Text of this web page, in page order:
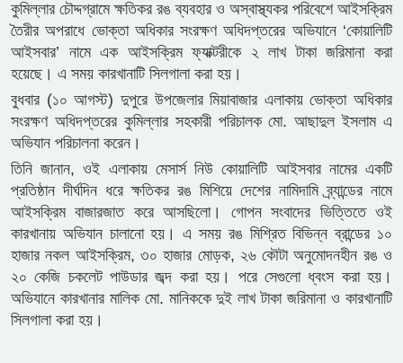
কুমিল্লার চৌদ্দগ্রামে ক্ষতিকর রঙ ব্যবহার ও অস্বাস্থ্যকর পরিবেশে আইসক্রিম
তৈরীর অপরাধে ভোক্তা অধিকার সংরক্ষণ অধিদপ্তরের অভিযানে ‘কোয়ালিটি
আইসবার’ নামে এক আইসক্রিম ফ্যাক্টরীকে ২ লাখ টাকা জরিমানা করা
হয়েছে। এ সময় কারখানাটি সিলগালা করা হয়।
বুধবার (১০ আগস্ট) দুপুরে উপজেলার মিয়াবাজার এলাকায় ভোক্তা অধিকার
সংরক্ষণ অধিদপ্তরের কুমিল্লার সহকারী পরিচালক মো. আছাদুল ইসলাম এ
অভিযান পরিচালনা করেন।
তিনি জানান, ওই এলাকায় মেসার্স নিউ কোয়ালিটি আইসবার নামের একটি
প্রতিষ্ঠান দীর্ঘদিন ধরে ক্ষতিকর রঙ মিশিয়ে দেশের নামিদামি ব্র্যান্ডের নামে
আইসক্রিম বাজারজাত করে আসছিলো। গোপন সংবাদের ভিত্তিতে ওই
কারখানায় অভিযান চালানো হয়। এ সময় রঙ মিশ্রিত বিভিন্ন ব্রান্ডের ১০
হাজার নকল আইসক্রিম, ৩০ হাজার মোড়ক, ২৬ কৌটা অনুমোদনহীন রঙ ও
২০ কেজি চকলেট পাউডার জব্দ করা হয়। পরে সেগুলো ধ্বংস করা হয়।
অভিযানে কারখানার মালিক মো. মানিককে দুই লাখ টাকা জরিমানা ও কারখানাটি
সিলগালা করা হয়।